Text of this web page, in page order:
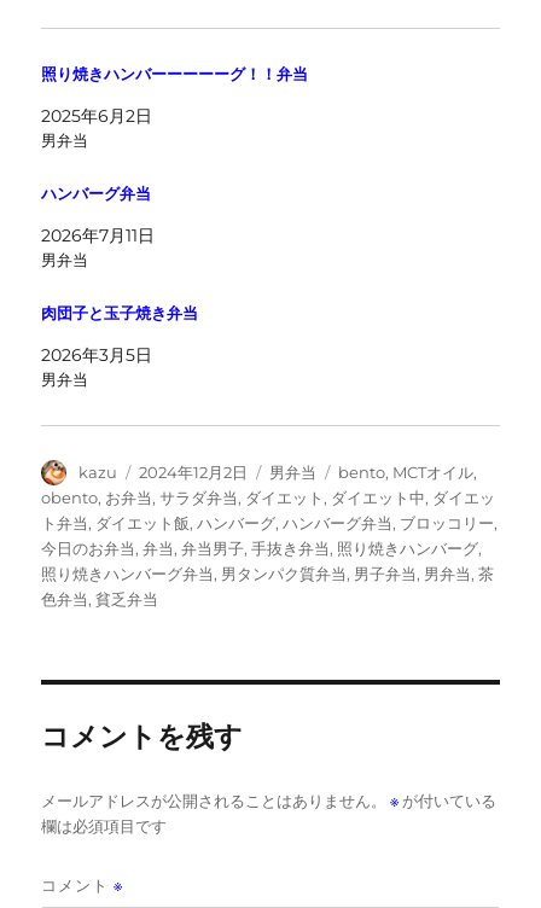
照り焼きハンバーーーーーグ！！弁当
2025年6月2日
男弁当
ハンバーグ弁当
2026年7月11日
男弁当
肉団子と玉子焼き弁当
2026年3月5日
男弁当
投
稿
者
kazu
投
稿
日:
2024年12月2日
カ
テ
ゴ
リ
ー
男弁当
タ
グ
bento, MCTオイル,
obento, お弁当,サラダ弁当, ダイエット , ダイエット中, ダイエッ
ト弁当, ダイエット飯,ハンバーグ,ハンバーグ弁当, ブロッコリー,
今日のお弁当,弁当,弁当男子,手抜き弁当, 照り焼きハンバーグ,
照り焼きハンバーグ弁当, 男タンパク質弁当, 男子弁当, 男弁当,茶
色弁当,貧乏弁当
コメントを残す
メールアドレスが公開されることはありません。 ※ が付いている
欄は必須項目です
コメント※